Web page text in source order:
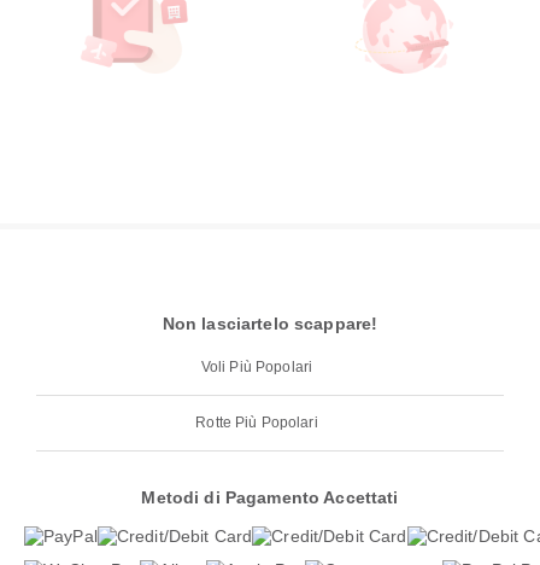
Non lasciartelo scappare!
Voli Più Popolari
Rotte Più Popolari
Metodi di Pagamento Accettati